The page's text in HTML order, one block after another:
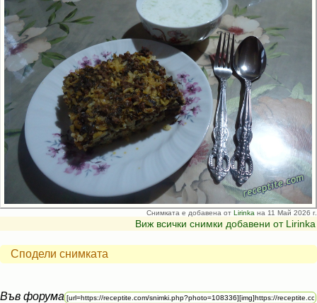
Снимката е добавена от Lirinka на 11 Май 2026 г.
Виж всички снимки добавени от Lirinka
Сподели снимката
Във форума